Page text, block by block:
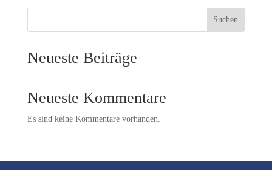
Suchen
Neueste Beiträge
Neueste Kommentare
Es sind keine Kommentare vorhanden.